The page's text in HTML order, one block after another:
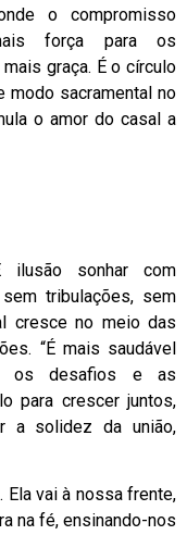
o compromisso
força para os
graça. É o círculo
modo sacramental no
o amor do casal a
sonhar com
tribulações, sem
cresce no meio das
“É mais saudável
os desafios e as
para crescer juntos,
a solidez da união,
Ela vai à nossa frente,
na fé, ensinando-nos